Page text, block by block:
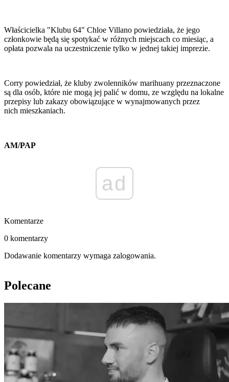
Właścicielka "Klubu 64" Chloe Villano powiedziała, że jego
członkowie będą się spotykać w różnych miejscach co miesiąc, a
opłata pozwala na uczestniczenie tylko w jednej takiej imprezie.
Corry powiedział, że kluby zwolenników marihuany przeznaczone
są dla osób, które nie mogą jej palić w domu, ze względu na lokalne
przepisy lub zakazy obowiązujące w wynajmowanych przez
nich mieszkaniach.
AM/PAP
ad
Komentarze
0 komentarzy
Dodawanie komentarzy wymaga zalogowania.
Polecane